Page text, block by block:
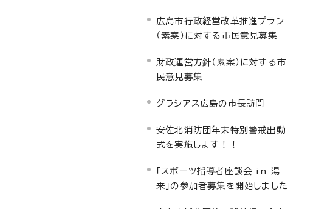
広島市行政経営改革推進プラン
（素案）に対する市民意見募集
財政運営方針（素案）に対する市
民意見募集
グラシアス広島の市長訪問
安佐北消防団年末特別警戒出動
式を実施します！！
「スポーツ指導者座談会 in 湯
来」の参加者募集を開始しました